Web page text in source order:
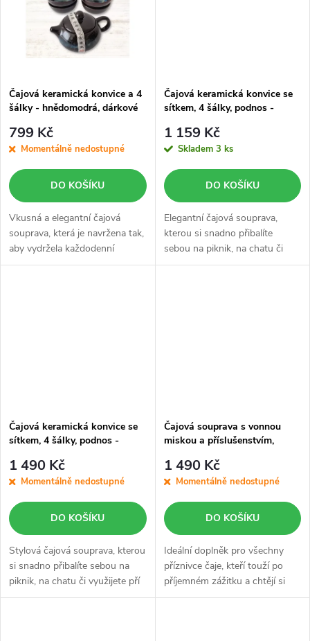
Čajová keramická konvice a 4
šálky - hnědomodrá, dárkové
799 Kč
Momentálně nedostupné
DO KOŠÍKU
Vkusná a elegantní čajová
souprava, která je navržena tak,
aby vydržela každodenní
používání a zároveň splňovala
Čajová keramická konvice se
sítkem, 4 šálky, podnos -
1 159 Kč
Skladem 3 ks
DO KOŠÍKU
Elegantní čajová souprava,
kterou si snadno přibalíte
sebou na piknik, na chatu či
využijete pří setkání s přáteli a
Čajová keramická konvice se
sítkem, 4 šálky, podnos -
1 490 Kč
Momentálně nedostupné
DO KOŠÍKU
Stylová čajová souprava, kterou
si snadno přibalíte sebou na
piknik, na chatu či využijete pří
setkání s přáteli a rodinou.
Čajová souprava s vonnou
miskou a příslušenstvím,
1 490 Kč
Momentálně nedostupné
DO KOŠÍKU
Ideální doplněk pro všechny
příznivce čaje, kteří touží po
příjemném zážitku a chtějí si
vychutnat čajový rituál,